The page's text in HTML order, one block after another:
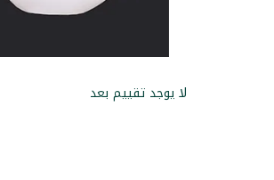
لا يوجد تقييم بعد